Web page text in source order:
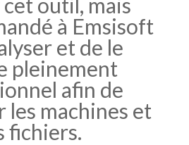
à Emsisoft
et de le
pleinement
afin de
les machines et
fichiers.